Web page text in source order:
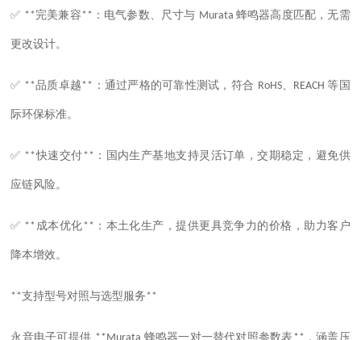
✅ **完美兼容** ：电气参数、尺寸与 Murata 蜂鸣器高度匹配，无需
更改设计。
✅ **品质卓越** ：通过严格的可靠性测试，符合 RoHS、 REACH等国
际环保标准。
✅ **快速交付** ：国内生产基地支持灵活订单，交期稳定，避免供
应链风险。
✅ ** 成本优化** ：本土化生产，提供更具竞争力的价格，助力客户
降本增效。
**支持型号对照与选型服务**
永音电子可提供 蜂鸣器一对一替代对照参数表 ，涵盖压